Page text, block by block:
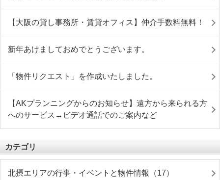
【大阪の貸し事務所・賃貸オフィス】仲介手数料無料！
新年あけましておめでとうございます。
「物件リクエスト」を作成いたしました。
【AKプランニングからのお知らせ】遠方から来られる方
へのサービス→ビデオ通話でのご案内など
カテゴリ
北摂エリアの行事・イベントと物件情報（17）